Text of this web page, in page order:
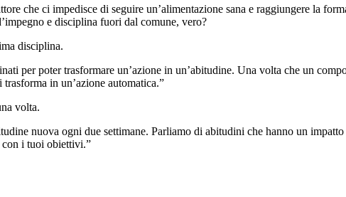
che ci impedisce di seguire un’alimentazione sana e raggiungere la
e disciplina fuori dal comune, vero?
disciplina.
per poter trasformare un’azione in un’abitudine. Una volta che un
in un’azione automatica.”
volta.
nuova ogni due settimane. Parliamo di abitudini che hanno un
con i tuoi obiettivi.”